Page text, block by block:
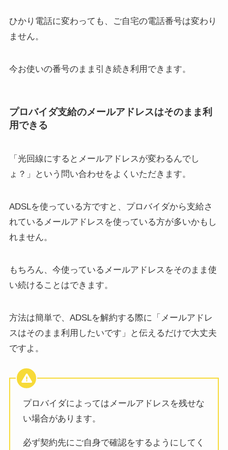
ひかり電話に変わっても、ご自宅の電話番号は変わり
ません。
今お使いの番号のまま引き続き利用できます。
プロバイダ支給のメールアドレスはそのまま利
用できる
「光回線にするとメールアドレスが変わるんでし
ょ？」という問い合わせをよくいただきます。
ADSLを使っている方ですと、プロバイダから支給さ
れているメールアドレスを使っている方が多いかもし
れません。
もちろん、今使っているメールアドレスをそのまま使
い続けることはできます。
方法は簡単で、ADSLを解約する際に「メールアドレ
スはそのまま利用したいです」と伝えるだけで大丈夫
ですよ。
プロバイダによってはメールアドレスを残せな
い場合があります。
必ず契約先にご自身で確認をするようにしてく